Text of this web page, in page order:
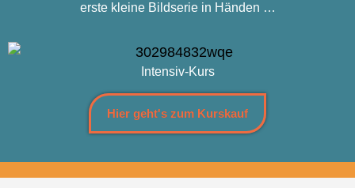
erste kleine Bildserie in Händen …
Intensiv-Kurs
Hier geht's zum Kurskauf